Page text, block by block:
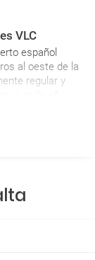
VLC
español
al oeste de la
regular y